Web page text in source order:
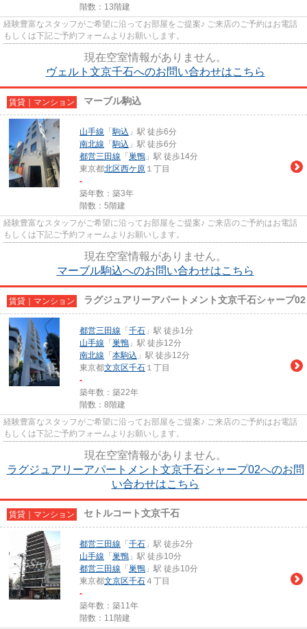
階数：13階建
経験豊富なスタッフがご希望に沿ってお部屋をご提案♪ ご来店のご予約はお電話
もしくは下記ご予約フォームよりお願いします。
現在空室情報がありません。
ヴェルト文京千石へのお問い合わせはこちら
賃貸｜マンション マーブル駒込
山手線 「駒込 」駅 徒歩6分
南北線 「駒込 」駅 徒歩6分
都営三田線 「 巣鴨 」駅 徒歩14分
東京都北区西ケ原 １丁目
-
築年数：築3年
階数：5階建
経験豊富なスタッフがご希望に沿ってお部屋をご提案♪ ご来店のご予約はお電話
もしくは下記ご予約フォームよりお願いします。
現在空室情報がありません。
マーブル駒込へのお問い合わせはこちら
賃貸｜マンション ラグジュアリーアパートメント文京千石シャープ02
都営三田線 「 千石 」駅 徒歩1分
山手線 「 巣鴨 」駅 徒歩12分
南北線 「 本駒込 」駅 徒歩12分
東京都文京区千石 １丁目
-
築年数：築22年
階数：8階建
経験豊富なスタッフがご希望に沿ってお部屋をご提案♪ ご来店のご予約はお電話
もしくは下記ご予約フォームよりお願いします。
現在空室情報がありません。
ラグジュアリーアパートメント文京千石シャープ02へのお問
い合わせはこちら
賃貸｜マンション セトルコート文京千石
都営三田線 「 千石 」駅 徒歩2分
山手線 「 巣鴨 」駅 徒歩10分
都営三田線 「 巣鴨 」駅 徒歩10分
東京都文京区千石 ４丁目
-
築年数：築11年
階数：11階建